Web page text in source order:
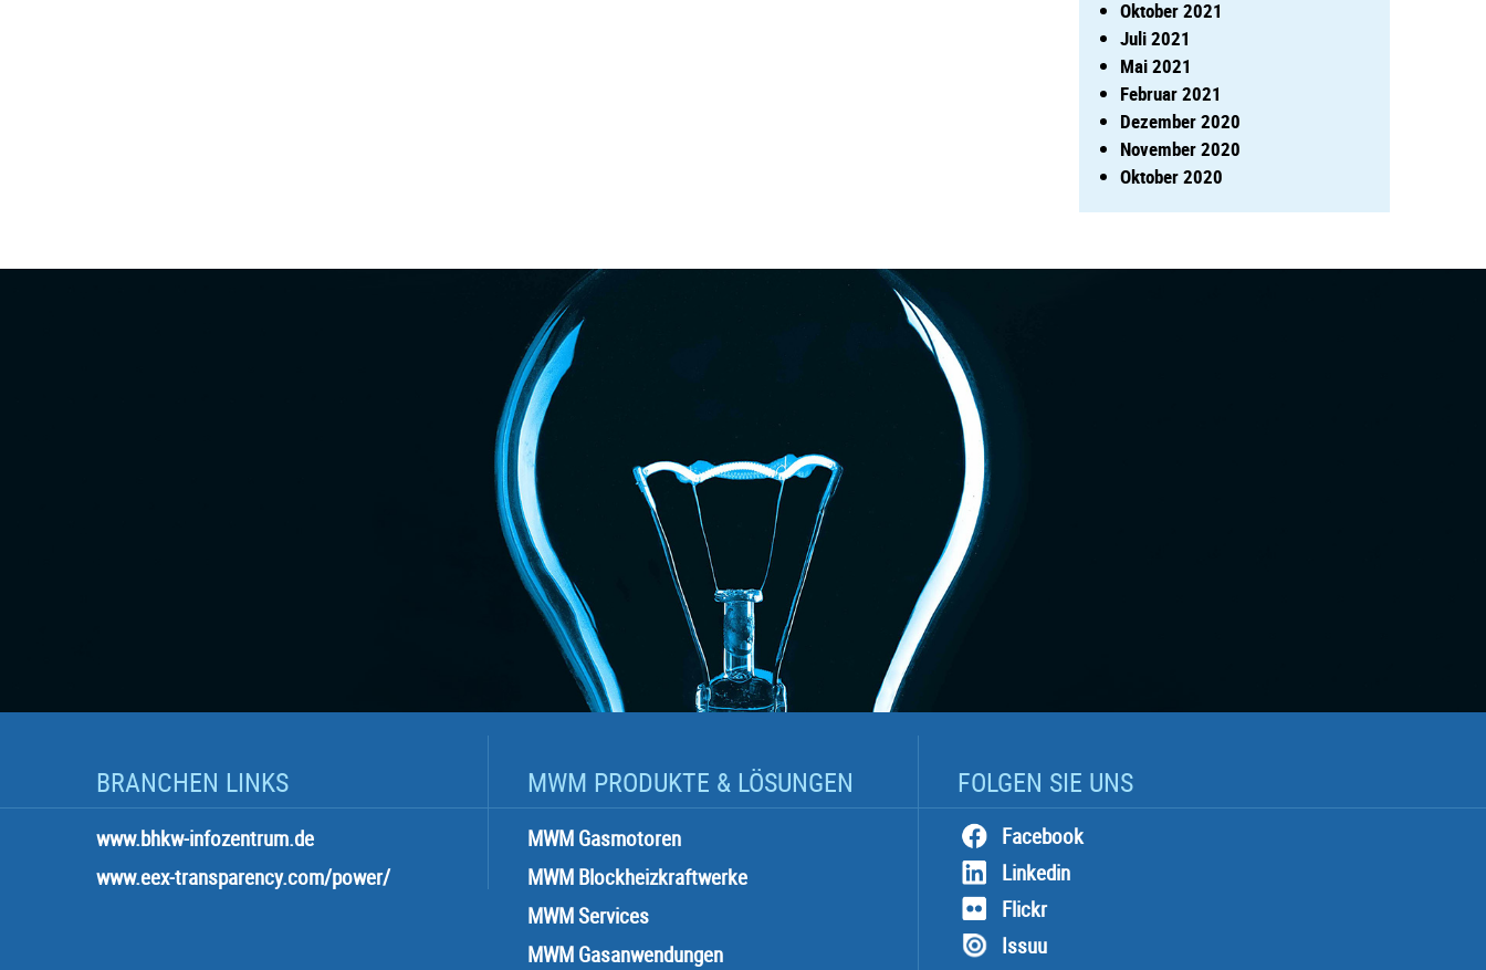
Oktober 2021
Juli 2021
Mai 2021
Februar 2021
Dezember 2020
November 2020
Oktober 2020
BRANCHEN LINKS
www.bhkw-infozentrum.de
www.eex-transparency.com/power/
MWM PRODUKTE & LÖSUNGEN
MWM Gasmotoren
MWM Blockheizkraftwerke
MWM Services
MWM Gasanwendungen
FOLGEN SIE UNS
Facebook
Linkedin
Flickr
Issuu